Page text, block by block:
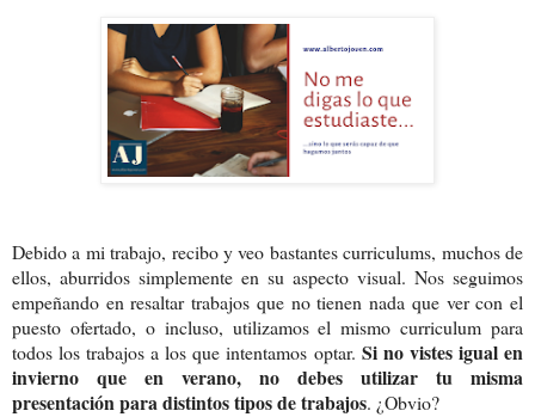
Debido a mi trabajo, recibo y veo bastantes curriculums, muchos de
ellos, aburridos simplemente en su aspecto visual. Nos seguimos
empeñando en resaltar trabajos que no tienen nada que ver con el
puesto ofertado, o incluso, utilizamos el mismo curriculum para
todos los trabajos a los que intentamos optar. Si no vistes igual en
invierno que en verano, no debes utilizar tu misma
presentación para distintos tipos de trabajos. ¿Obvio?